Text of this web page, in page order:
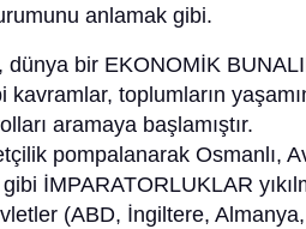
anlamak gibi.
dünya bir EKONOMİK
kavramlar, toplumların
aramaya başlamıştır.
pompalanarak Osmanlı,
İMPARATORLUKLAR
(ABD, İngiltere,